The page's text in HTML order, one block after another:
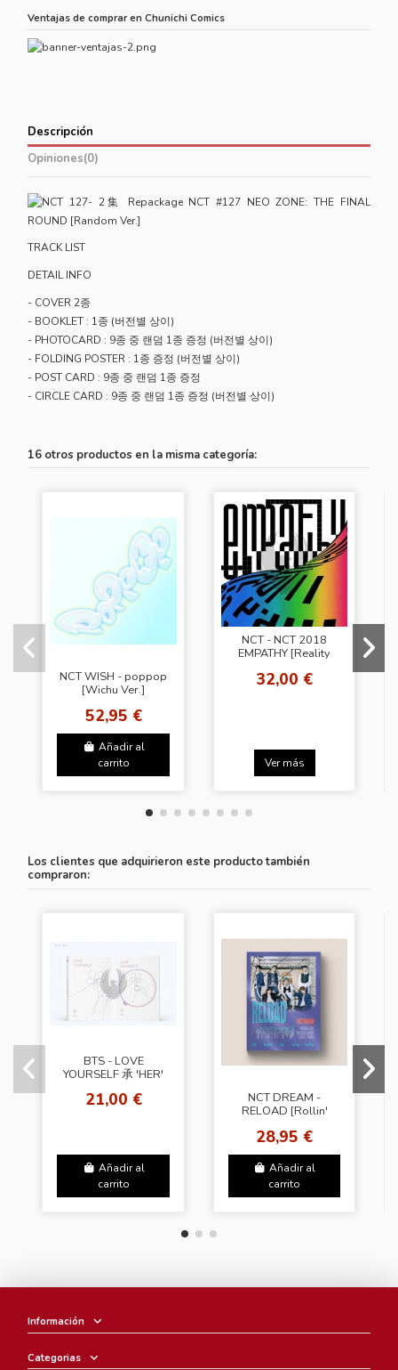
Ventajas de comprar en Chunichi Comics
Descripción
Opiniones(0)
TRACK LIST
DETAIL INFO
- COVER 2종
- BOOKLET : 1종 (버전별 상이)
- PHOTOCARD : 9종 중 랜덤 1종 증정 (버전별 상이)
- FOLDING POSTER : 1종 증정 (버전별 상이)
- POST CARD : 9종 중 랜덤 1종 증정
- CIRCLE CARD : 9종 중 랜덤 1종 증정 (버전별 상이)
16 otros productos en la misma categoría:
NCT WISH - poppop
[Wichu Ver.]
52,95 €
Añadir al
carrito
NCT - NCT 2018
EMPATHY [Reality
32,00 €
Ver más
Los clientes que adquirieron este producto también
compraron:
BTS - LOVE
YOURSELF 承 'HER'
21,00 €
Añadir al
carrito
NCT DREAM -
RELOAD [Rollin'
28,95 €
Añadir al
carrito
Información
Categorias